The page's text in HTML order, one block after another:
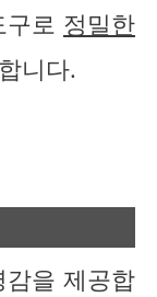
로 정밀한
니다.
을 제공합